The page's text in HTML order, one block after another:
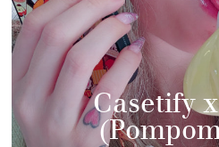
Casetify